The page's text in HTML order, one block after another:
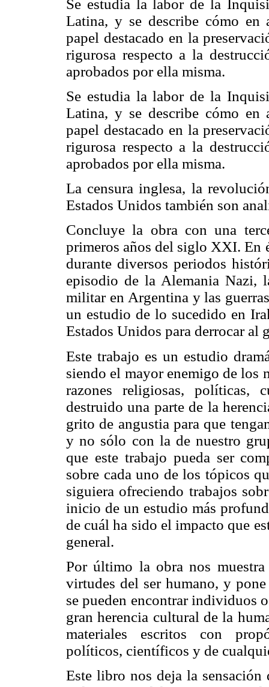
Se estudia la labor de la
Latina, y se describe cómo en
papel destacado en la
rigurosa respecto a la
aprobados por ella misma.
Se estudia la labor de la
Latina, y se describe cómo en
papel destacado en la
rigurosa respecto a la
aprobados por ella misma.
La censura inglesa, la
Estados Unidos también son
Concluye la obra con una
primeros años del siglo XXI. En
durante diversos periodos
episodio de la Alemania Nazi,
militar en Argentina y las
un estudio de lo sucedido en
Estados Unidos para derrocar al
Este trabajo es un estudio
siendo el mayor enemigo de los
razones religiosas, políticas,
destruido una parte de la
grito de angustia para que
y no sólo con la de nuestro
que este trabajo pueda ser
sobre cada uno de los tópicos
siguiera ofreciendo trabajos
inicio de un estudio más
de cuál ha sido el impacto que
general.
Por último la obra nos
virtudes del ser humano, y
se pueden encontrar individuos
gran herencia cultural de la
materiales escritos con
políticos, científicos y de
Este libro nos deja la sensación